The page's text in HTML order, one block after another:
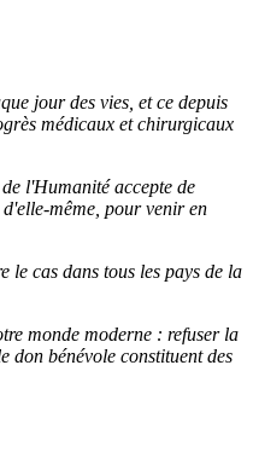
jour des vies, et ce depuis
médicaux et chirurgicaux
l'Humanité accepte de
même, pour venir en
le cas dans tous les pays de la
monde moderne : refuser la
don bénévole constituent des